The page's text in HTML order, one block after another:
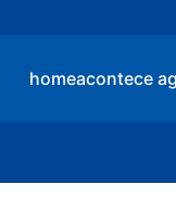
homeacontece